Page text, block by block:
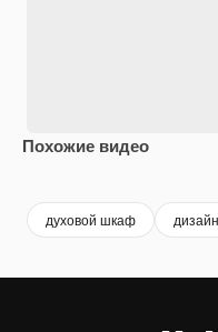
Похожие видео
духовой шкаф